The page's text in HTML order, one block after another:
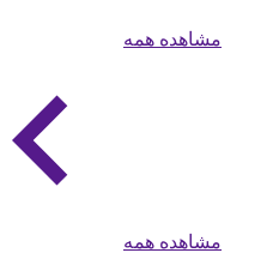
مشاهده همه
مشاهده همه